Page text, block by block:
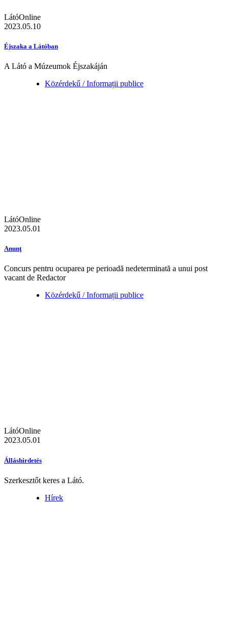
LátóOnline
2023.05.10
Éjszaka a Látóban
A Látó a Múzeumok Éjszakáján
Közérdekű / Informații publice
LátóOnline
2023.05.01
Anunţ
Concurs pentru ocuparea pe perioadă nedeterminată a unui post
vacant de Redactor
Közérdekű / Informații publice
LátóOnline
2023.05.01
Álláshirdetés
Szerkesztőt keres a Látó.
Hírek